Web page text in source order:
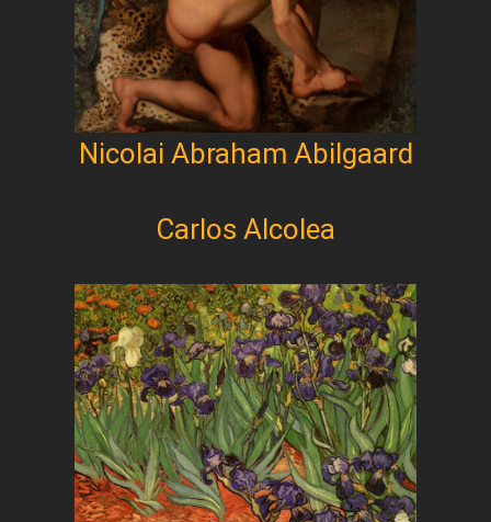
Nicolai Abraham Abilgaard
Carlos Alcolea